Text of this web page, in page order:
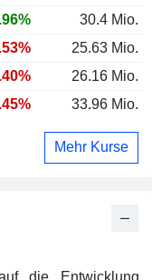
die Entwicklung,
30.4 Mio.
25.63 Mio.
26.16 Mio.
33.96 Mio.
Mehr Kurse